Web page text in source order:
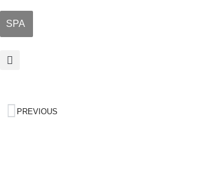
SPA
PREVIOUS